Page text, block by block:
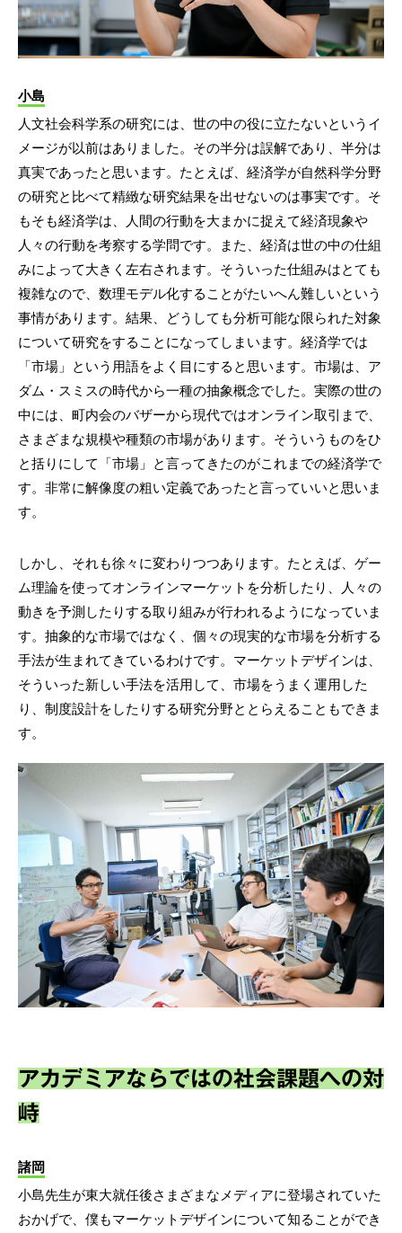
小島
人文社会科学系の研究には、世の中の役に立たないというイ
メージが以前はありました。その半分は誤解であり、半分は
真実であったと思います。たとえば、経済学が自然科学分野
の研究と比べて精緻な研究結果を出せないのは事実です。そ
もそも経済学は、人間の行動を大まかに捉えて経済現象や
人々の行動を考察する学問です。また、経済は世の中の仕組
みによって大きく左右されます。そういった仕組みはとても
複雑なので、数理モデル化することがたいへん難しいという
事情があります。結果、どうしても分析可能な限られた対象
について研究をすることになってしまいます。経済学では
「市場」という用語をよく目にすると思います。市場は、ア
ダム・スミスの時代から一種の抽象概念でした。実際の世の
中には、町内会のバザーから現代ではオンライン取引まで、
さまざまな規模や種類の市場があります。そういうものをひ
と括りにして「市場」と言ってきたのがこれまでの経済学で
す。非常に解像度の粗い定義であったと言っていいと思いま
す。
しかし、それも徐々に変わりつつあります。たとえば、ゲー
ム理論を使ってオンラインマーケットを分析したり、人々の
動きを予測したりする取り組みが行われるようになっていま
す。抽象的な市場ではなく、個々の現実的な市場を分析する
手法が生まれてきているわけです。マーケットデザインは、
そういった新しい手法を活用して、市場をうまく運用した
り、制度設計をしたりする研究分野ととらえることもできま
す。
アカデミアならではの社会課題への対
峙
諸岡
小島先生が東大就任後さまざまなメディアに登場されていた
おかげで、僕もマーケットデザインについて知ることができ